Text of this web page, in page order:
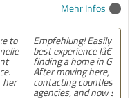
Mehr Infos
Empfehlung! Easily the
best experience Iâ€™ve had
finding a home in Germany.
After moving here,
contacting countless
agencies, and now settling